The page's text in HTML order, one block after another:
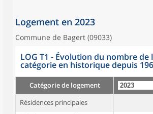
Logement en 2023
Commune de Bagert (09033)
LOG T1 - Évolution du nombre
catégorie en historique depuis
Catégorie de logement
Résidences principales